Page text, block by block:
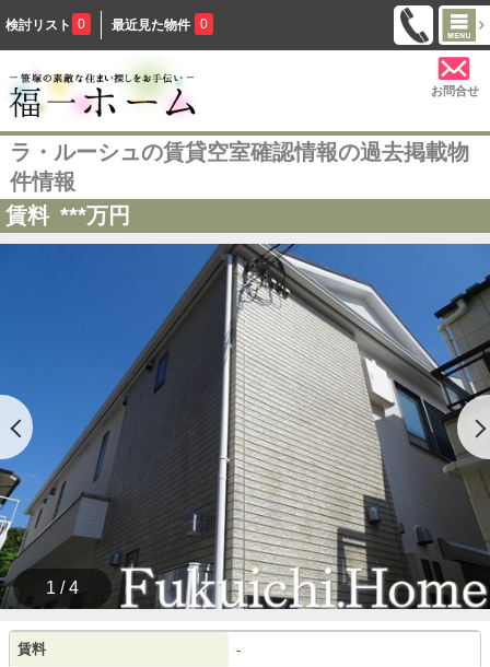
検討リスト 0 最近見た物件 0
お問合せ
ラ・ルーシュの賃貸空室確認情報の過去掲載物
件情報
賃料 ***万円
1 / 4
賃料 -